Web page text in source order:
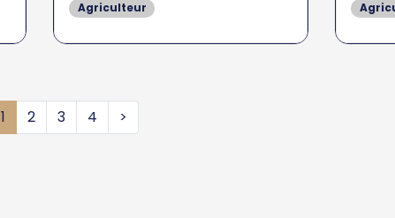
Agriculteur
1 2 3 4 >